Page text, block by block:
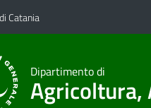
Catania
Dipartimento di
Agricoltura,